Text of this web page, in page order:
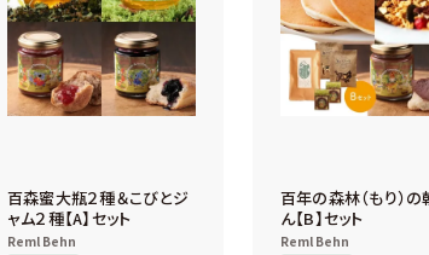
百森蜜大瓶２種＆こびとジ
ャム２種【A】セット
Reml Behn
百年の森林（もり）の
ん【B】セット
Reml Behn